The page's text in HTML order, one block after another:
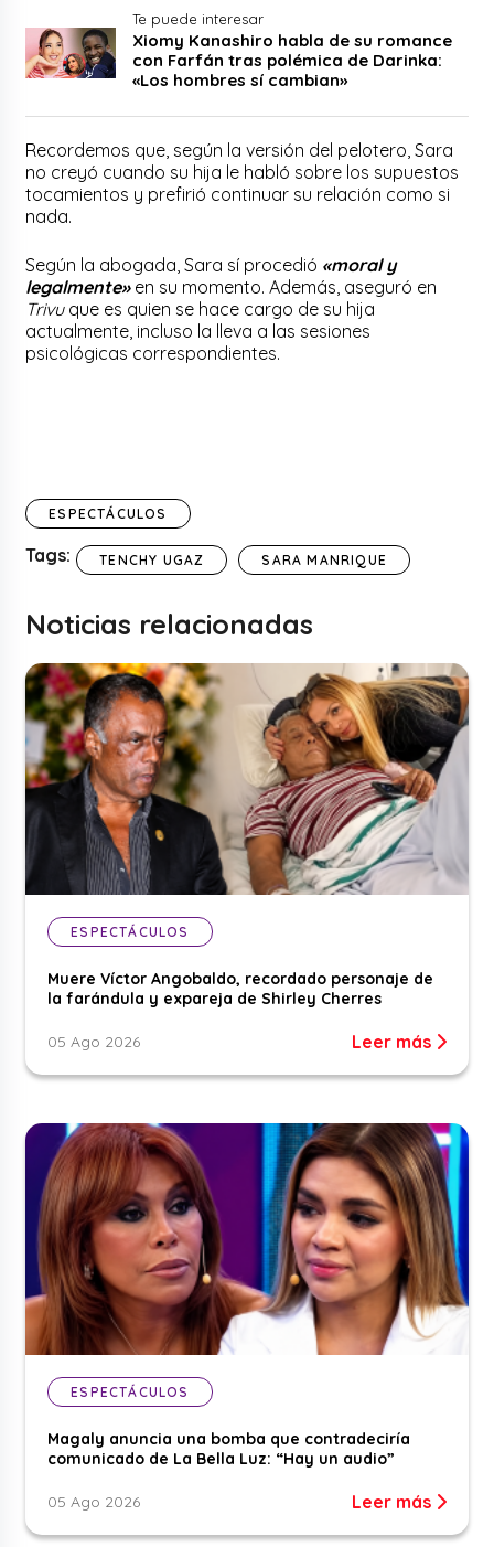
Te puede interesar
Xiomy Kanashiro habla de su romance
con Farfán tras polémica de Darinka:
«Los hombres sí cambian»
Recordemos que, según la versión del pelotero, Sara
no creyó cuando su hija le habló sobre los supuestos
tocamientos y prefirió continuar su relación como si
nada.
Según la abogada, Sara sí procedió «moral y
legalmente» en su momento. Además, aseguró en
Trivu que es quien se hace cargo de su hija
actualmente, incluso la lleva a las sesiones
psicológicas correspondientes.
ESPECTÁCULOS
Tags: TENCHY UGAZ SARA MANRIQUE
Noticias relacionadas
ESPECTÁCULOS
Muere Víctor Angobaldo, recordado personaje de
la farándula y expareja de Shirley Cherres
05 Ago 2026 Leer más
ESPECTÁCULOS
Magaly anuncia una bomba que contradeciría
comunicado de La Bella Luz: “Hay un audio”
05 Ago 2026 Leer más